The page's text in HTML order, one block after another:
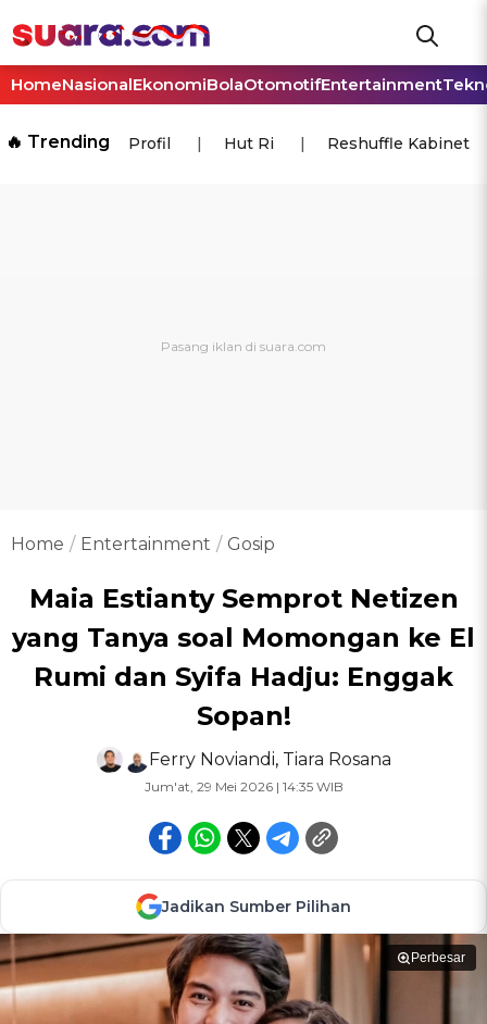
HomeNasionalEkonomiBolaOtomotifEntertainment
🔥 Trending Profil Hut Ri Reshuffle Kabinet
Home Entertainment Gosip
Maia Estianty Semprot Netizen
yang Tanya soal Momongan ke El
Rumi dan Syifa Hadju: Enggak
Sopan!
Ferry Noviandi, Tiara Rosana
Jum'at, 29 Mei 2026 | 14:35 WIB
Jadikan Sumber Pilihan
Perbesar